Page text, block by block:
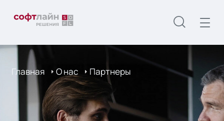
Главная О нас Партнеры